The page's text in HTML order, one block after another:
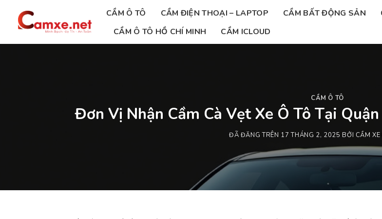
dung
CẦM Ô TÔ CẦM ĐIỆN THOẠI – LAPTOP CẦM BẤT ĐỘNG SẢN
CẦM Ô TÔ HỒ CHÍ MINH
CẦM ICLOUD
CẦM Ô TÔ
Đơn Vị Nhận Cầm Cà Vẹt Xe Ô Tô Tại
ĐÃ ĐĂNG TRÊN 17 THÁNG 2, 2025 BỞI CẦM